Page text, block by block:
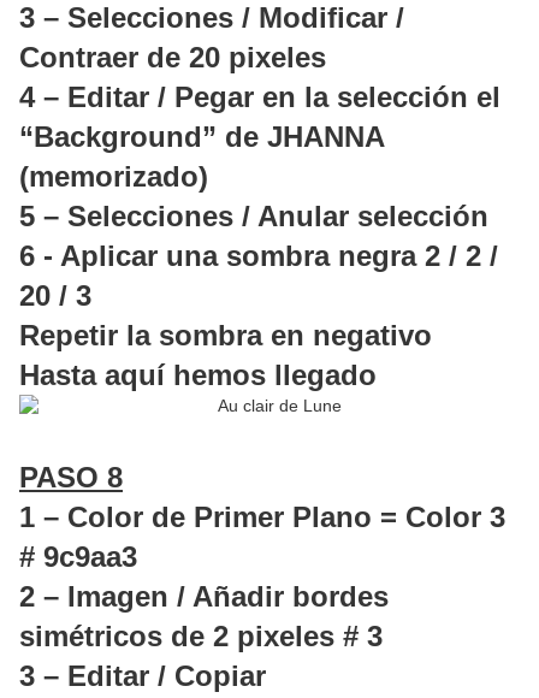
3 – Selecciones / Modificar /
Contraer de 20 pixeles
4 – Editar / Pegar en la selección el
“Background” de JHANNA
(memorizado)
5 – Selecciones / Anular selección
6 - Aplicar una sombra negra 2 / 2 /
20 / 3
Repetir la sombra en negativo
Hasta aquí hemos llegado
PASO 8
1 – Color de Primer Plano = Color 3
# 9c9aa3
2 – Imagen / Añadir bordes
simétricos de 2 pixeles # 3
3 – Editar / Copiar